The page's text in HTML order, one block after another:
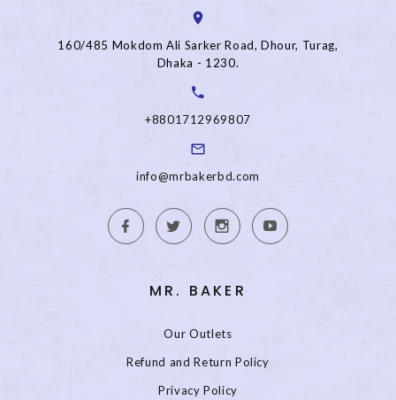
160/485 Mokdom Ali Sarker Road, Dhour, Turag,
Dhaka - 1230.
+8801712969807
info@mrbakerbd.com
MR. BAKER
Our Outlets
Refund and Return Policy
Privacy Policy